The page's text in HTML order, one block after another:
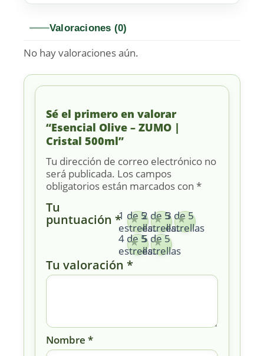
Valoraciones (0)
No hay valoraciones aún.
Sé el primero en valorar
“Esencial Olive – ZUMO |
Cristal 500ml”
Tu dirección de correo electrónico no
será publicada. Los campos
obligatorios están marcados con *
Tu
puntuación *1 de 5
estrellas
2 de 5
estrellas
3 de 5
estrellas
4 de 5
estrellas
5 de 5
estrellas
Tu valoración *
Nombre *